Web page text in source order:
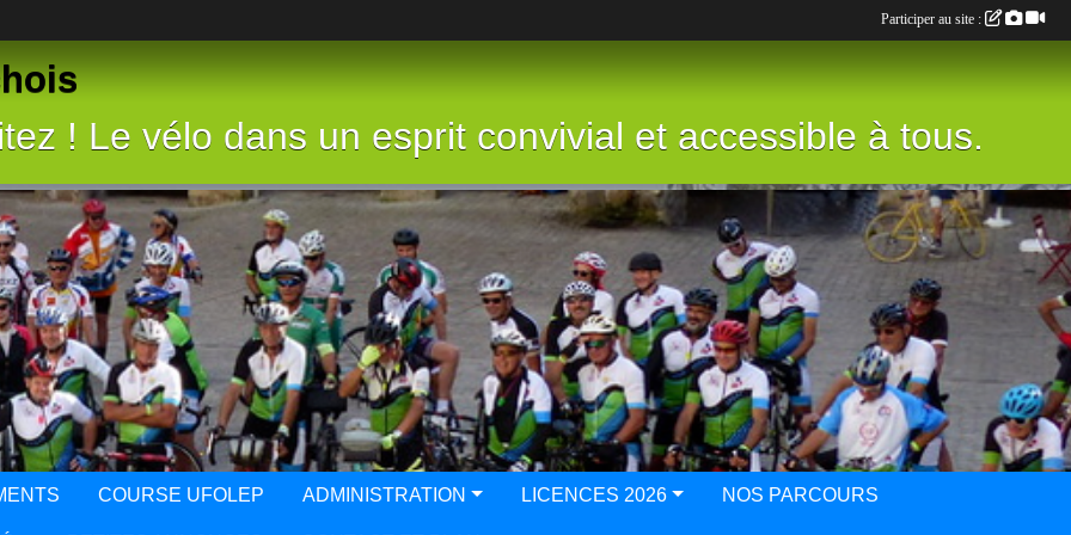
! Le vélo dans un esprit convivial et accessible à tous.
COURSE UFOLEP ADMINISTRATION LICENCES 2026 NOS PARCOURS
Participer au site :